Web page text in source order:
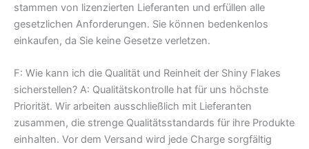
stammen von lizenzierten Lieferanten und erfüllen alle
gesetzlichen Anforderungen. Sie können bedenkenlos
einkaufen, da Sie keine Gesetze verletzen.
F: Wie kann ich die Qualität und Reinheit der Shiny Flakes
sicherstellen? A: Qualitätskontrolle hat für uns höchste
Priorität. Wir arbeiten ausschließlich mit Lieferanten
zusammen, die strenge Qualitätsstandards für ihre Produkte
einhalten. Vor dem Versand wird jede Charge sorgfältig